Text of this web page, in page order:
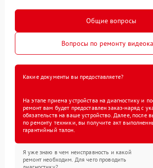
Общие вопросы
Вопросы по ремонту
Какие документы вы предоставляете?
На этапе приема устройства на диагностику и
ремонт вам будет предоставлен заказ-наряд с
обязательств на ваше устройство. Далее, после
по ремонту техники, вы получите акт
гарантийный талон.
Я уже знаю в чем неисправность и какой
ремонт необходим. Для чего проводить